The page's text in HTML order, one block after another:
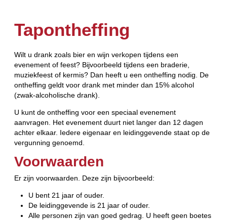
Tapontheffing
Wilt u drank zoals bier en wijn verkopen tijdens een
evenement of feest? Bijvoorbeeld tijdens een braderie,
muziekfeest of kermis? Dan heeft u een ontheffing nodig. De
ontheffing geldt voor drank met minder dan 15% alcohol
(zwak-alcoholische drank).
U kunt de ontheffing voor een speciaal evenement
aanvragen. Het evenement duurt niet langer dan 12 dagen
achter elkaar. Iedere eigenaar en leidinggevende staat op de
vergunning genoemd.
Voorwaarden
Er zijn voorwaarden. Deze zijn bijvoorbeeld:
U bent 21 jaar of ouder.
De leidinggevende is 21 jaar of ouder.
Alle personen zijn van goed gedrag. U heeft geen boetes